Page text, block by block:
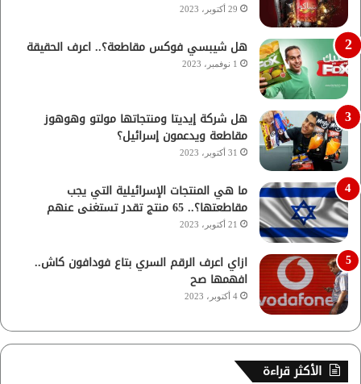
29 أكتوبر، 2023
هل شيبسي فوكس مقاطعة؟.. اعرف الحقيقة
1 نوفمبر، 2023
هل شركة إيديتا ومنتجاتها مولتو وهوهوز
مقاطعة ويدعمون إسرائيل؟
31 أكتوبر، 2023
ما هي المنتجات الإسرائيلية التي يجب
مقاطعتها؟.. 65 منتج تقدر تستغنى عنهم
21 أكتوبر، 2023
ازاي اعرف الرقم السري بتاع فودافون كاش..
افهمها صح
4 أكتوبر، 2023
الأكثر قراءة